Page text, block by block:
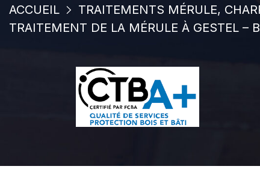
ACCUEIL
TRAITEMENTS MÉRULE,
TRAITEMENT DE LA MÉRULE À GESTEL –